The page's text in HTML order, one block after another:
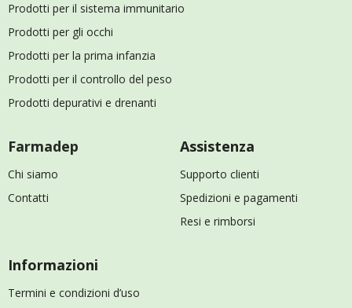
Prodotti per il sistema immunitario
Prodotti per gli occhi
Prodotti per la prima infanzia
Prodotti per il controllo del peso
Prodotti depurativi e drenanti
Farmadep
Chi siamo
Contatti
Assistenza
Supporto clienti
Spedizioni e pagamenti
Resi e rimborsi
Informazioni
Termini e condizioni d’uso